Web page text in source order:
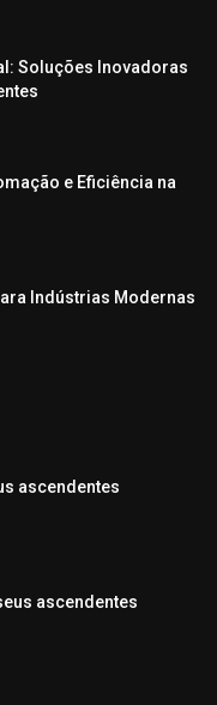
Soluções Inovadoras
e Eficiência na
Indústrias Modernas
ascendentes
ascendentes